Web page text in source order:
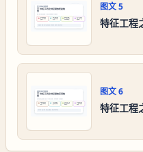
图文5
特征工程
图文6
特征工程